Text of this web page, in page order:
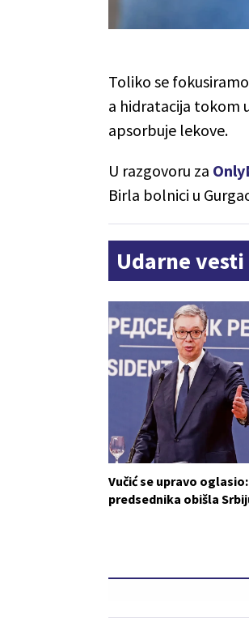
Toliko se
a hidratacija tokom
apsorbuje lekove.
U razgovoru za
Birla bolnici u
Udarne vesti
Vučić se upravo
predsednika obišla